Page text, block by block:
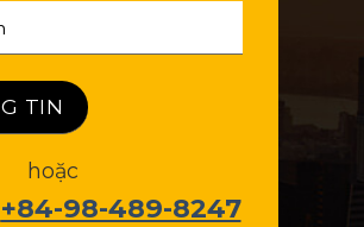
hoặc
+84-98-489-8247